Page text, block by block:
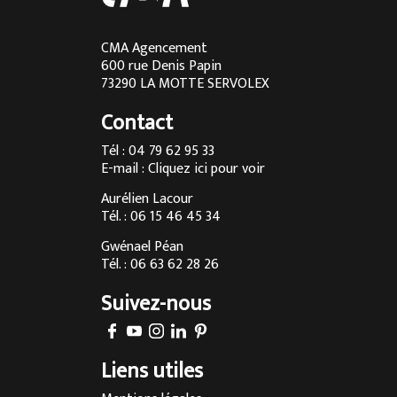
Cuisine sur mesure à Lyon
Cuisine sur mesure à Aix-les-Bains
Cuisine sur mesure à Chambéry
Menuisier à Chambéry
Agencement d’intérieur à Annecy
Agencement d’intérieur à Aix-les-Bains
Entreprise de menuiserie à Grenoble
Agencement d’intérieur en Savoie
Agencement d’intérieur à Megève
Fabrication sur-mesure de cuisine à Chambéry
Fabrication sur-mesure de cuisine à Annecy
CMA Agencement
600 rue Denis Papin
73290 LA MOTTE SERVOLEX
Contact
Tél : 04 79 62 95 33
E-mail :Cliquez ici pour voir
Aurélien Lacour
Tél. : 06 15 46 45 34
Gwénael Péan
Tél. : 06 63 62 28 26
Suivez-nous
Liens utiles